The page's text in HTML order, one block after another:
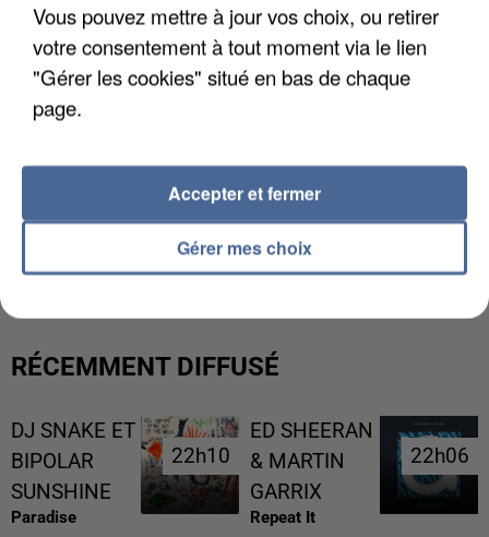
UNE TOURISTE DE L’OISE EMPORTÉE PAR UNE
COULÉE DE BOUE EN HAUTE-SAVOIE
RÉCEMMENT DIFFUSÉ
DJ SNAKE ET
BIPOLAR
SUNSHINE
Paradise
22h10
22h10
ED SHEERAN
& MARTIN
GARRIX
Repeat It
22h06
22h06
Vous pouvez mettre à jour vos choix, ou retirer
votre consentement à tout moment via le lien
"Gérer les cookies" situé en bas de chaque
page.
Gérer mes choix
Accepter et fermer